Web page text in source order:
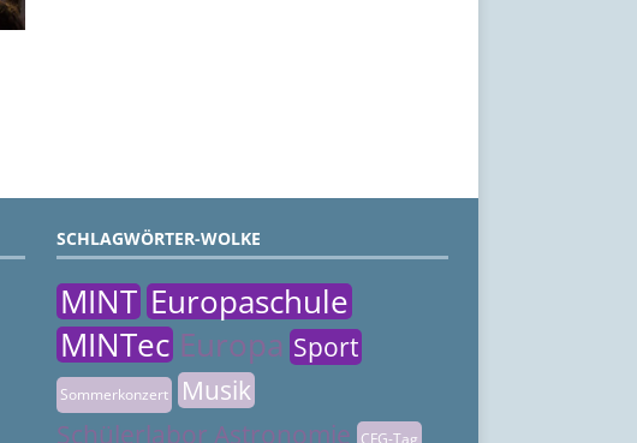
SCHLAGWÖRTER-WOLKE
MINT Europaschule
MINTec Europa Sport
Sommerkonzert
Musik
Schülerlabor Astronomie